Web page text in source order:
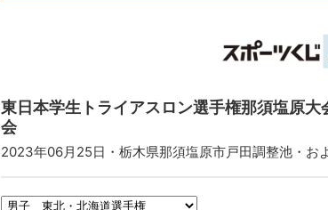
東日本学生トライアスロン選手権那須塩原
会
2023年06月25日・栃木県那須塩原市戸田調整池・お